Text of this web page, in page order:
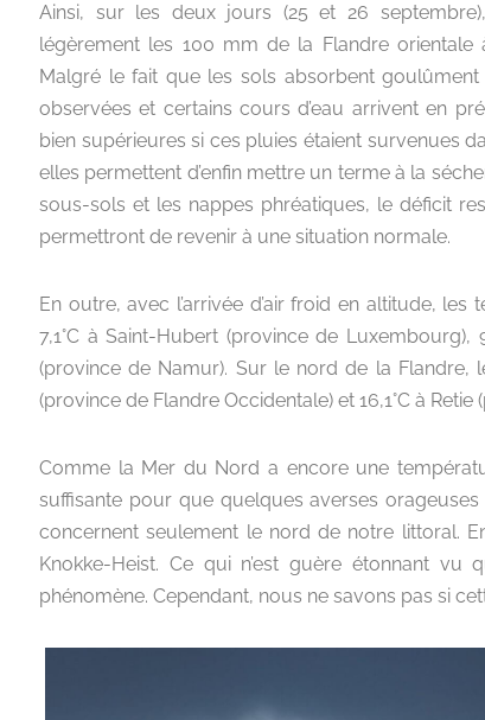
Ainsi, sur les deux jours (25 et 26
légèrement les 100 mm de la Flandre orientale
Malgré le fait que les sols absorbent
observées et certains cours d’eau arrivent en
bien supérieures si ces pluies étaient survenues
elles permettent d’enfin mettre un terme à la
sous-sols et les nappes phréatiques, le déficit
permettront de revenir à une situation normale.
En outre, avec l’arrivée d’air froid en altitude,
7,1°C à Saint-Hubert (province de Luxembourg),
(province de Namur). Sur le nord de la Flandre,
(province de Flandre Occidentale) et 16,1°C à Retie
Comme la Mer du Nord a encore une
suffisante pour que quelques averses
concernent seulement le nord de notre littoral.
Knokke-Heist. Ce qui n’est guère étonnant
phénomène. Cependant, nous ne savons pas si